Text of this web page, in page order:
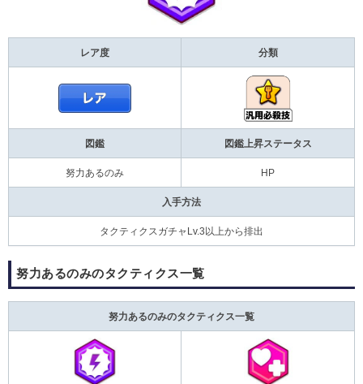
レア度 分類
図鑑 図鑑上昇ステータス
努力あるのみ HP
入手方法
タクティクスガチャLv.3以上から排出
努力あるのみのタクティクス一覧
努力あるのみのタクティクス一覧